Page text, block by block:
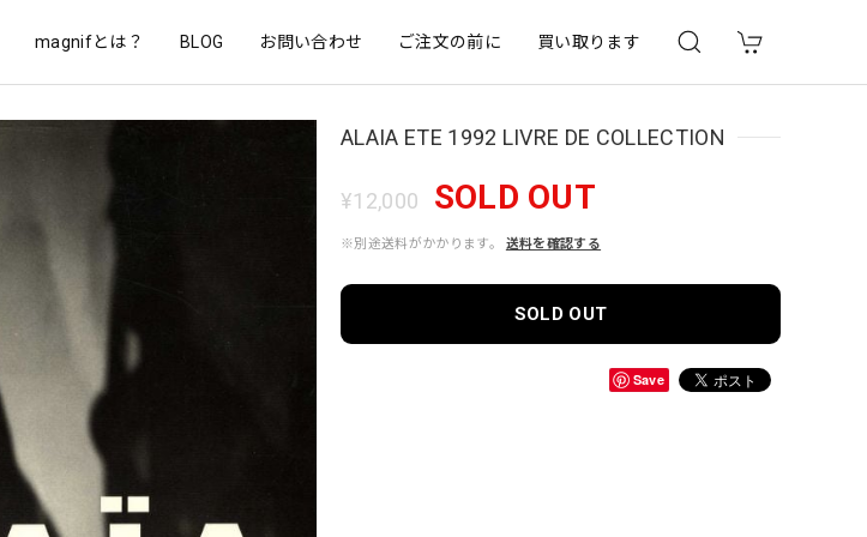
magnifとは？ BLOG お問い合わせ ご注文の前に 買い取ります
ALAIA ETE 1992 LIVRE DE COLLECTION
¥12,000 SOLD OUT
※別途送料がかかります。 送料を確認する
SOLD OUT
Save